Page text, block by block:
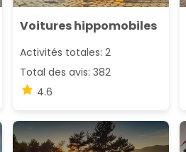
Voitures hippomobiles
Activités totales: 2
Total des avis: 382
4.6